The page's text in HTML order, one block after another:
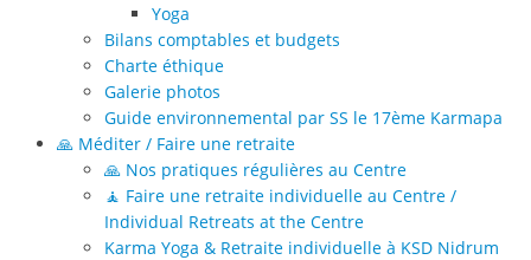
Yoga
Bilans comptables et budgets
Charte éthique
Galerie photos
Guide environnemental par SS le 17ème Karmapa
🙏 Méditer / Faire une retraite
🙏 Nos pratiques régulières au Centre
🧘 Faire une retraite individuelle au Centre /
Individual Retreats at the Centre
Karma Yoga & Retraite individuelle à KSD Nidrum